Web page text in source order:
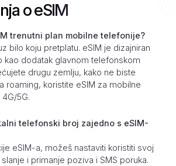
o eSIM
trenutni plan mobilne telefonije?
bilo koju pretplatu. eSIM je dizajniran
kao dodatak glavnom telefonskom
drugu zemlju, kako ne biste
roaming, koristite eSIM za mobilne
5G.
telefonski broj zajedno s eSIM-
eSIM-a, možeš nastaviti koristiti svoj
i primanje poziva i SMS poruka.